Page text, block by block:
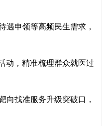
遇申领等高频民生需求，
动，精准梳理群众就医过
向找准服务升级突破口，